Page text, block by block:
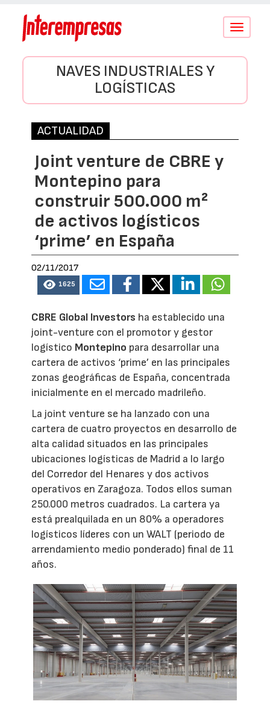
Conmutar
NAVES INDUSTRIALES Y
LOGÍSTICAS
ACTUALIDAD
Joint venture de CBRE y
Montepino para
construir 500.000 m²
de activos logísticos
‘prime’ en España
02/11/2017
1625
CBRE Global Investors ha establecido una
joint-venture con el promotor y gestor
logístico Montepino para desarrollar una
cartera de activos ‘prime’ en las principales
zonas geográficas de España, concentrada
inicialmente en el mercado madrileño.
La joint venture se ha lanzado con una
cartera de cuatro proyectos en desarrollo de
alta calidad situados en las principales
ubicaciones logísticas de Madrid a lo largo
del Corredor del Henares y dos activos
operativos en Zaragoza. Todos ellos suman
250.000 metros cuadrados. La cartera ya
está prealquilada en un 80% a operadores
logísticos líderes con un WALT (periodo de
arrendamiento medio ponderado) final de 11
años.